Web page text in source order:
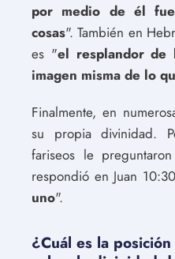
por medio de él
cosas". También en
es "el resplandor
imagen misma de lo
Finalmente, en
su propia divinidad.
fariseos le
respondió en Juan
uno".
¿Cuál es la